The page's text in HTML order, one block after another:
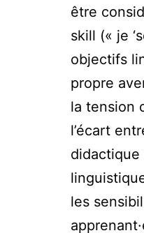
être
skill (« je
objectifs
propre
la tension
l’écart
didactique
les